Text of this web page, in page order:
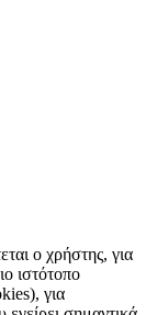
ο χρήστης, για
ιστότοπο
για